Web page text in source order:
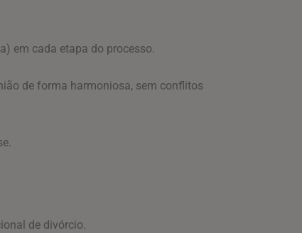
em cada etapa do processo.
de forma harmoniosa, sem conflitos
de divórcio.